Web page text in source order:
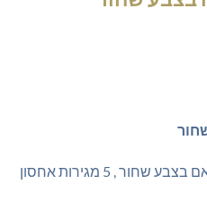
שידת איפור עם מראה וכיסא תואם בצבע שחור , 5 מגירות אחסון